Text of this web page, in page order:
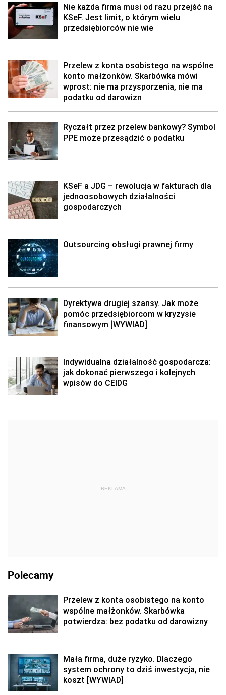
Nie każda firma musi od razu przejść na
KSeF. Jest limit, o którym wielu
przedsiębiorców nie wie
Przelew z konta osobistego na wspólne
konto małżonków. Skarbówka mówi
wprost: nie ma przysporzenia, nie ma
podatku od darowizn
Ryczałt przez przelew bankowy? Symbol
PPE może przesądzić o podatku
KSeF a JDG – rewolucja w fakturach dla
jednoosobowych działalności
gospodarczych
Outsourcing obsługi prawnej firmy
Dyrektywa drugiej szansy. Jak może
pomóc przedsiębiorcom w kryzysie
finansowym [WYWIAD]
Indywidualna działalność gospodarcza:
jak dokonać pierwszego i kolejnych
wpisów do CEIDG
REKLAMA
Polecamy
Przelew z konta osobistego na konto
wspólne małżonków. Skarbówka
potwierdza: bez podatku od darowizny
Mała firma, duże ryzyko. Dlaczego
system ochrony to dziś inwestycja, nie
koszt [WYWIAD]